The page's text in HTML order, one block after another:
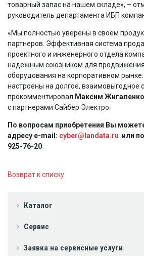
Каталог
Сервис
Заявка на сервисные услуги
товарный запас на нашем складе», –
руководитель департамента ИБП
«Мы полностью уверены в своем
партнеров. Эффективная система
проектного и инженерного отдела
надежным союзником для
оборудования на корпоративном
настроены на долгое, взаимовыгодное
прокомментировал Максим
с партнерами Сайбер Электро.
По вопросам приобретения Вы
адресу e-mail: cyber@landata.ru или
925-76-20
Возврат к списку